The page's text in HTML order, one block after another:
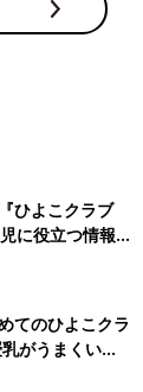
ひよこクラブ
に役立つ情報が
てのひよこクラ
がうまくい
ラブル 解決テ